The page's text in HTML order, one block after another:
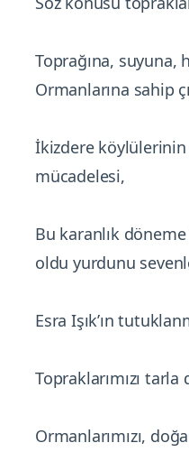
Toprağına, suyuna,
Ormanlarına sahip
İkizdere köylülerinin
mücadelesi,
Bu karanlık
oldu yurdunu
Esra Işık’ın
Topraklarımızı
Ormanlarımızı,